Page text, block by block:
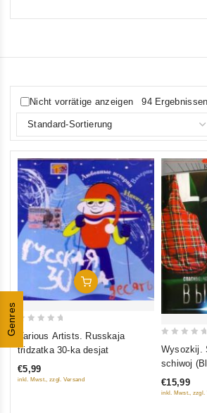
Genres
Nicht vorrätige anzeigen 94 Ergebnissen
In Den Warenkorb
5
Various Artists. Russkaja
tridzatka 30-ka desjat
€5,99
inkl. Mwst., zzgl. Versand
out
5
Wysozkij.
schiwoj
€15,99
inkl. Mwst., zzgl.